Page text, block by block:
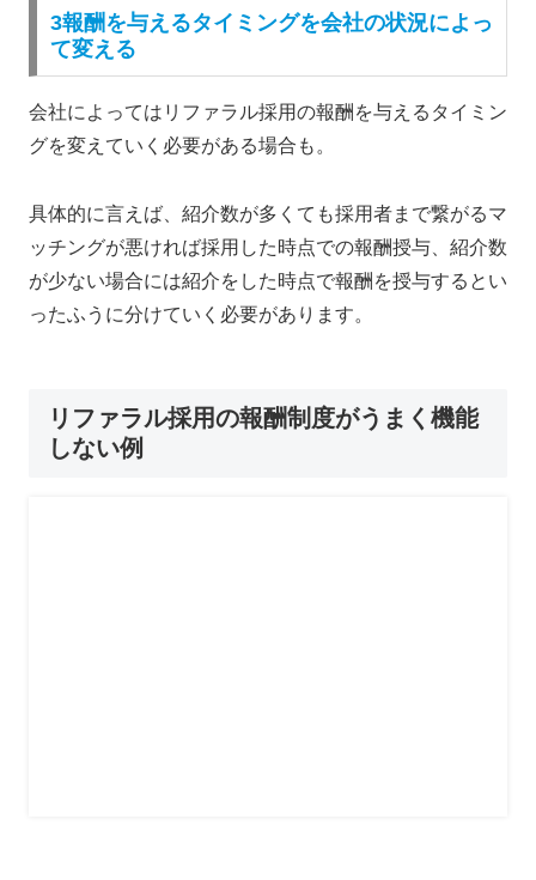
3報酬を与えるタイミングを会社の状況によっ
て変える
会社によってはリファラル採用の報酬を与えるタイミン
グを変えていく必要がある場合も。
具体的に言えば、 紹介数が多くても採用者まで繋がるマ
ッチングが悪ければ採用した時点での報酬授与、紹介数
が少ない場合には紹介をした時点で報酬を授与する とい
ったふうに分けていく必要があります。
リファラル採用の報酬制度がうまく機能
しない例